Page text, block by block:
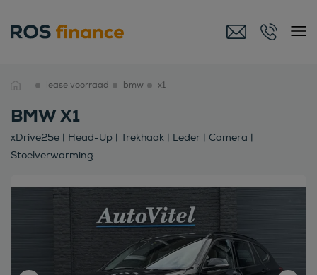
lease voorraad bmw x1
BMW X1
xDrive25e | Head-Up | Trekhaak | Leder | Camera |
Stoelverwarming